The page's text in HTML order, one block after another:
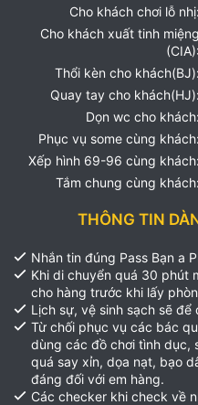
Cho khách chơi lỗ nhị:
Cho khách xuất tinh miệng
(CIA):
Thổi kèn cho khách(BJ):
Quay tay cho khách(HJ):
Dọn wc cho khách:
Phục vụ some cùng khách:
Xếp hình 69-96 cùng khách:
Tắm chung cùng khách:
THÔNG TIN
Nhắn tin đúng Pass Bạn a
Khi di chuyển quá 30 phút
cho hàng trước khi lấy
Lịch sự, vệ sinh sạch sẽ
Từ chối phục vụ các bác
dùng các đồ chơi tình dục,
quá say xỉn, dọa nạt, bạo
đáng đối với em hàng.
Các checker khi check về